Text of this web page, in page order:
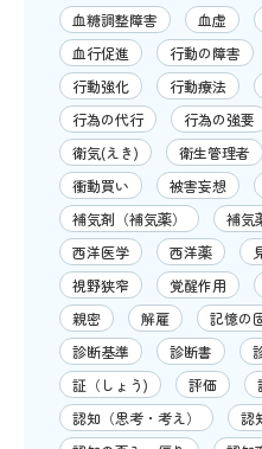
血糖調整障害
血虚
血行促進
行動の障害
行動強化
行動療法
行為の代行
行為の強要
衛気(えき)
衛生管理者
衝動買い
被害妄想
補気剤（補気薬）
補気
西洋医学
西洋薬
視野狭窄
覚醒作用
親密
解雇 記憶の
診断基準
診断書
証（しょう)
評価
認知（思考・考え）
認